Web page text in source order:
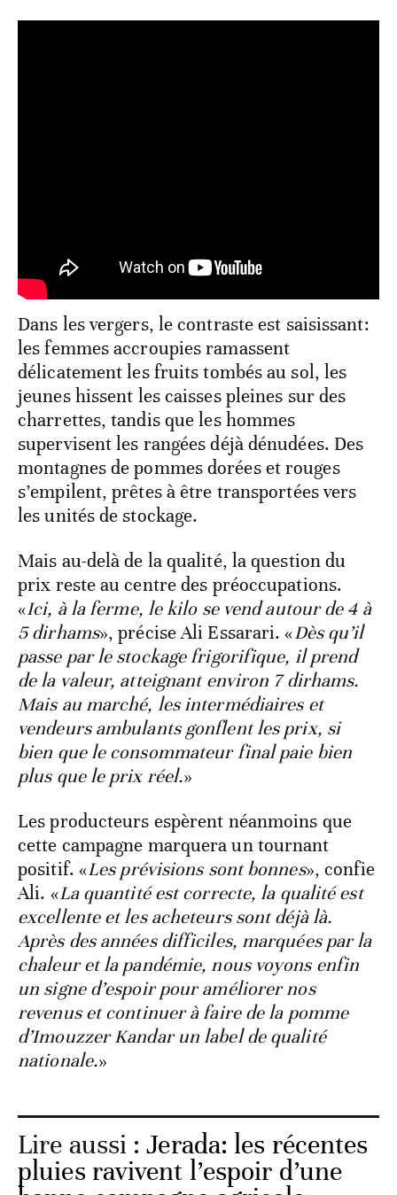
Dans les vergers, le contraste est saisissant:
les femmes accroupies ramassent
délicatement les fruits tombés au sol, les
jeunes hissent les caisses pleines sur des
charrettes, tandis que les hommes
supervisent les rangées déjà dénudées. Des
montagnes de pommes dorées et rouges
s’empilent, prêtes à être transportées vers
les unités de stockage.
Mais au-delà de la qualité, la question du
prix reste au centre des préoccupations.
«Ici, à la ferme, le kilo se vend autour de 4 à
5 dirhams», précise Ali Essarari. «Dès qu’il
passe par le stockage frigorifique, il prend
de la valeur, atteignant environ 7 dirhams.
Mais au marché, les intermédiaires et
vendeurs ambulants gonflent les prix, si
bien que le consommateur final paie bien
plus que le prix réel.»
Les producteurs espèrent néanmoins que
cette campagne marquera un tournant
positif. «Les prévisions sont bonnes», confie
Ali. «La quantité est correcte, la qualité est
excellente et les acheteurs sont déjà là.
Après des années difficiles, marquées par la
chaleur et la pandémie, nous voyons enfin
un signe d’espoir pour améliorer nos
revenus et continuer à faire de la pomme
d’Imouzzer Kandar un label de qualité
nationale.»
Lire aussi :Jerada: les récentes
pluies ravivent l’espoir d’une